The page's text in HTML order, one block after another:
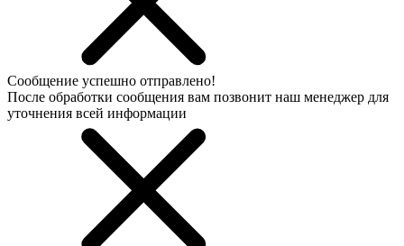
Сообщение успешно отправлено!
После обработки сообщения вам позвонит наш менеджер для
уточнения всей информации